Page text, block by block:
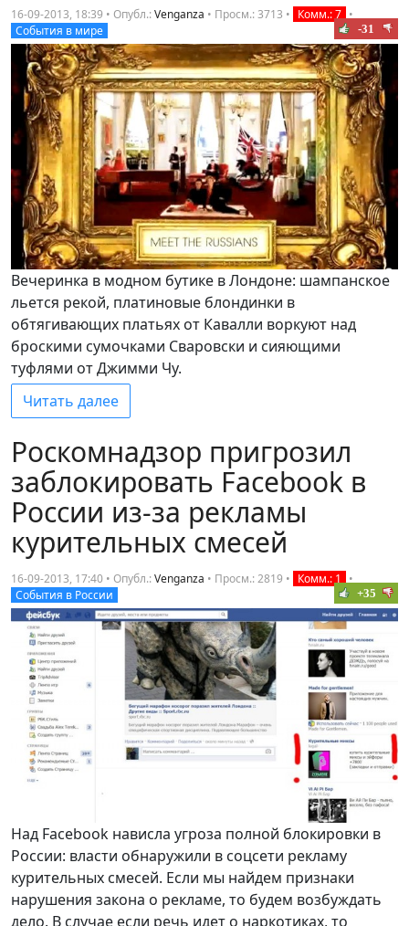
16-09-2013, 18:39 • Опубл.:Venganza • Просм.: 3713 • Комм.: 7 •
События в мире
-31
Вечеринка в модном бутике в Лондоне: шампанское
льется рекой, платиновые блондинки в
обтягивающих платьях от Кавалли воркуют над
броскими сумочками Сваровски и сияющими
туфлями от Джимми Чу.
Читать далее
Роскомнадзор пригрозил
заблокировать Facebook в
России из-за рекламы
курительных смесей
16-09-2013, 17:40 • Опубл.:Venganza • Просм.: 2819 • Комм.: 1
•
События в России
+35
Над Facebook нависла угроза полной блокировки в
России: власти обнаружили в соцсети рекламу
курительных смесей. Если мы найдем признаки
нарушения закона о рекламе, то будем возбуждать
дело. В случае если речь идет о наркотиках, то